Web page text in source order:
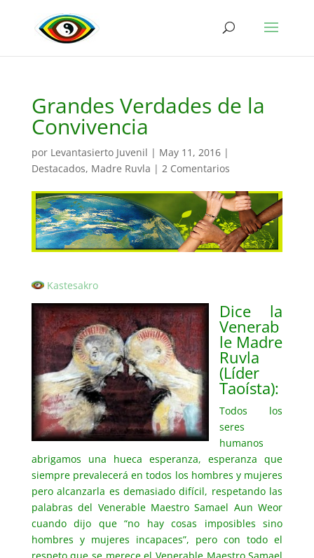
Grandes Verdades de la
Convivencia
por Levantasierto Juvenil | May 11, 2016|
Destacados, Madre Ruvla | 2 Comentarios
Kastesakro
Dice la
Venerab
le Madre
Ruvla
(Líder
Taoísta):
Todos los
seres
humanos
abrigamos una hueca esperanza, esperanza que
siempre prevalecerá en todos los hombres y mujeres
pero alcanzarla es demasiado difícil, respetando las
palabras del Venerable Maestro Samael Aun Weor
cuando dijo que “no hay cosas imposibles sino
hombres y mujeres incapaces”, pero con todo el